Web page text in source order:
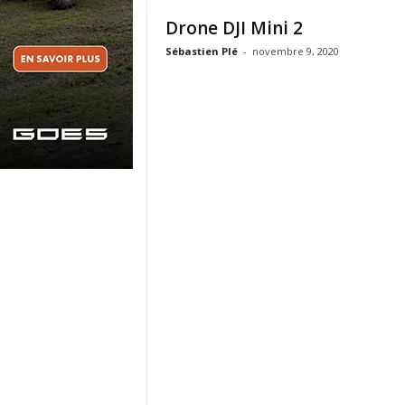
Drone DJI Mini 2
Sébastien Plé - novembre 9, 2020